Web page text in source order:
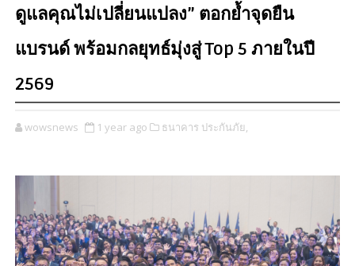
ดูแลคุณไม่เปลี่ยนแปลง” ตอกย้ำจุดยืน
แบรนด์ พร้อมกลยุทธ์มุ่งสู่ Top 5 ภายในปี
2569
wowsnews 1 year ago ธนาคาร ประกันภัย,